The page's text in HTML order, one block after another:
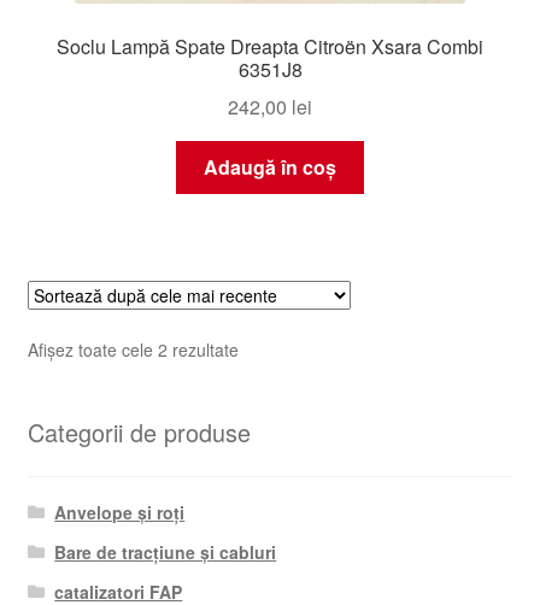
Soclu Lampă Spate Dreapta Citroën Xsara Combi
6351J8
242,00 lei
Adaugă în coș
Afișez toate cele 2 rezultateSortat
mai
Categorii de produse
Anvelope și roți
Bare de tracțiune și cabluri
catalizatori FAP